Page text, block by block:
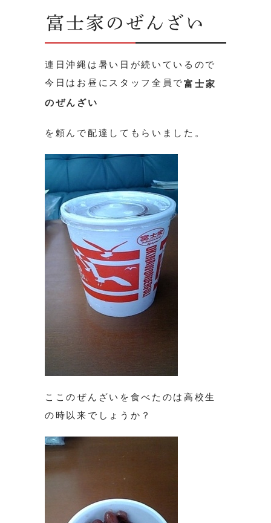
富士家のぜんざい
連日沖縄は暑い日が続いているので
今日はお昼にスタッフ全員で富士家
のぜんざい
を頼んで配達してもらいました。
ここのぜんざいを食べたのは高校生
の時以来でしょうか？